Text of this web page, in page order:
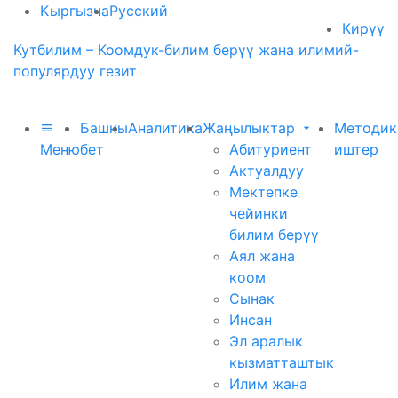
КыргызчаРусский
Кирүү
Кутбилим – Коомдук-билим берүү жана илимий-
популярдуу гезит
Меню
Башкы
бет
АналитикаЖаңылыктар
Абитуриент
Актуалдуу
Мектепке
чейинки
билим берүү
Аял жана
коом
Сынак
Инсан
Эл аралык
кызматташтык
Илим жана
иштер